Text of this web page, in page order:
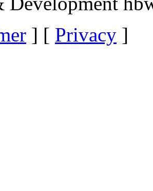
] [ Privacy ]